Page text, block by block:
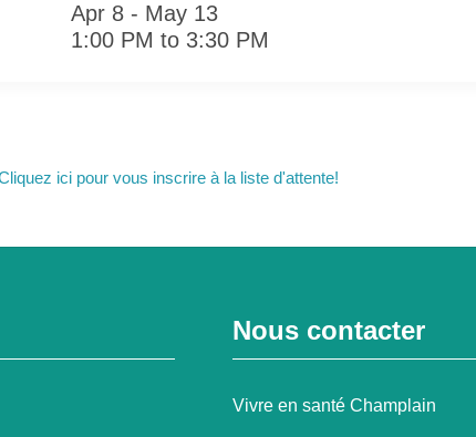
Apr 8 - May 13
1:00 PM to 3:30 PM
ici pour vous inscrire à la liste d'attente!
Nous contacter
Vivre en santé Champlain